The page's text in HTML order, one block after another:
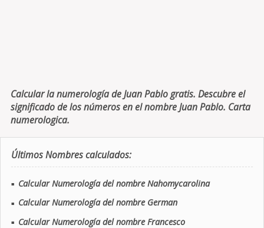
Calcular la numerología de Juan Pablo gratis. Descubre el
significado de los números en el nombre Juan Pablo. Carta
numerologica.
Últimos Nombres calculados:
■ Calcular Numerología del nombre Nahomycarolina
■ Calcular Numerología del nombre German
■ Calcular Numerología del nombre Francesco